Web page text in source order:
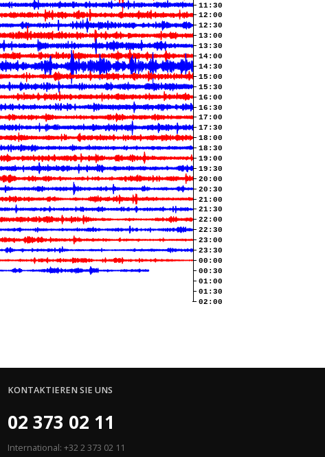
11:30
12:00
12:30
13:00
13:30
14:00
14:30
15:00
15:30
16:00
16:30
17:00
17:30
18:00
18:30
19:00
19:30
20:00
20:30
21:00
21:30
22:00
22:30
23:00
23:30
00:00
00:30
01:00
01:30
02:00
KONTAKTIEREN SIE UNS
02 373 02 11
International: +32 2 373 02 11